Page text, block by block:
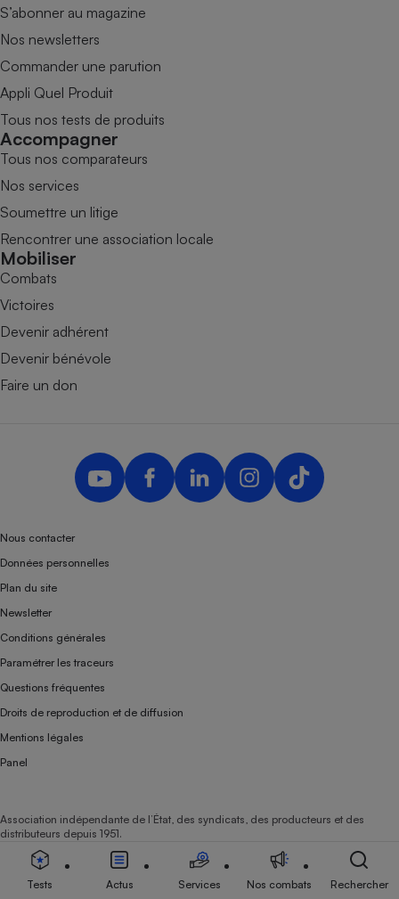
S’abonner au magazine
Nos newsletters
Commander une parution
Appli Quel Produit
Tous nos tests de produits
Accompagner
Tous nos comparateurs
Nos services
Soumettre un litige
Rencontrer une association locale
Mobiliser
Combats
Victoires
Devenir adhérent
Devenir bénévole
Faire un don
Nous contacter
Données personnelles
Plan du site
Newsletter
Conditions générales
Paramétrer les traceurs
Questions fréquentes
Droits de reproduction et de diffusion
Mentions légales
Panel
Association indépendante de l’État, des syndicats, des producteurs et des
distributeurs depuis 1951.
Tests Actus Services Nos combats Rechercher